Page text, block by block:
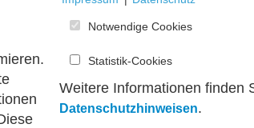
in Hannover war sie
Notwendige Cookies
Statistik-Cookies
Weitere Informationen finden
Datenschutzhinweisen.